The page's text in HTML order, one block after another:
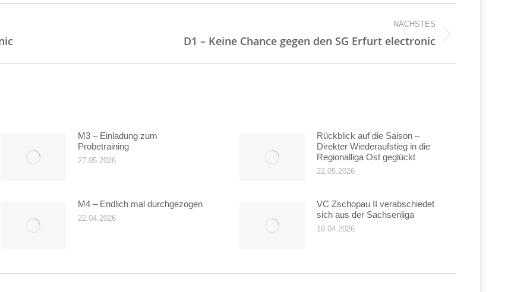
NÄCHSTES
D1 – Keine Chance gegen den SG Erfurt electronic
M3 – Einladung zum
Probetraining
27.05.2026
Rückblick auf die Saison –
Direkter Wiederaufstieg in die
Regionalliga Ost geglückt
22.05.2026
M4 – Endlich mal durchgezogen
22.04.2026
VC Zschopau II verabschiedet
sich aus der Sachsenliga
19.04.2026